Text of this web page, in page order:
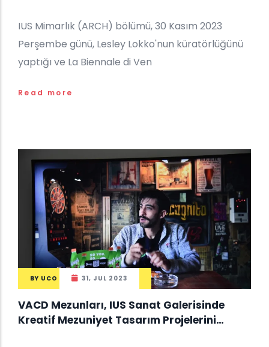
IUS Mimarlık (ARCH) bölümü, 30 Kasım 2023
Perşembe günü, Lesley Lokko'nun küratörlüğünü
yaptığı ve La Biennale di Ven
Read more
BY UCO 31, JUL 2023
VACD Mezunları, IUS Sanat Galerisinde
Kreatif Mezuniyet Tasarım Projelerini